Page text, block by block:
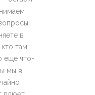
в
там
еще что-
мы в